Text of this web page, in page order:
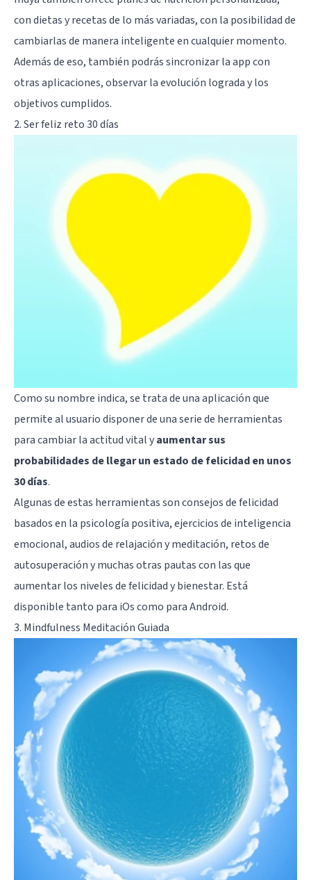
con dietas y recetas de lo más variadas, con la posibilidad de
cambiarlas de manera inteligente en cualquier momento.
Además de eso, también podrás sincronizar la app con
otras aplicaciones, observar la evolución lograda y los
objetivos cumplidos.
2. Ser feliz reto 30 días
Como su nombre indica, se trata de una aplicación que
permite al usuario disponer de una serie de herramientas
para cambiar la actitud vital yaumentar sus
probabilidades de llegar un estado de felicidad en unos
30 días.
Algunas de estas herramientas son consejos de felicidad
basados en la psicología positiva, ejercicios de inteligencia
emocional, audios de relajación y meditación, retos de
autosuperación y muchas otras pautas con las que
aumentar los niveles de felicidad y bienestar. Está
disponible tanto para iOs como para Android.
3. Mindfulness Meditación Guiada